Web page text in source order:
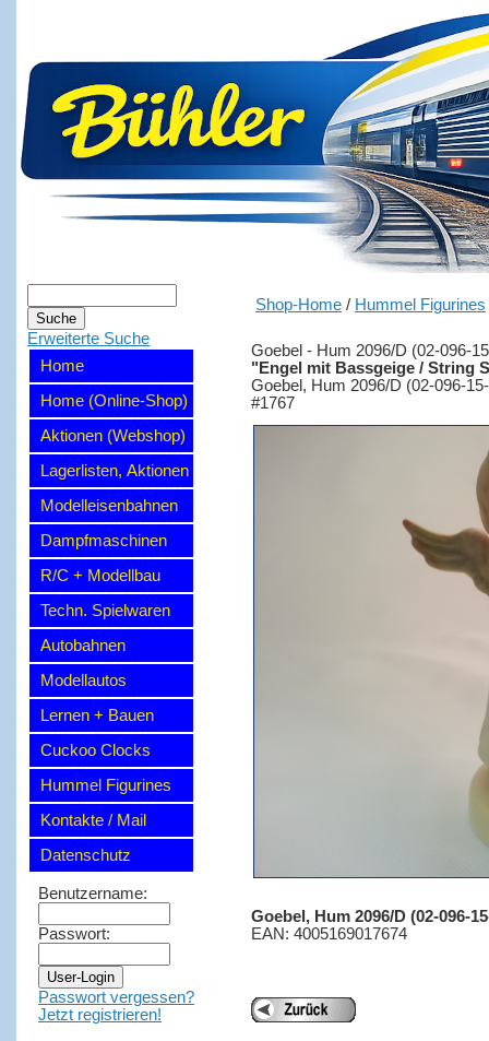
Erweiterte Suche
Home
Home (Online-Shop)
Aktionen (Webshop)
Lagerlisten, Aktionen
Modelleisenbahnen
Dampfmaschinen
R/C + Modellbau
Techn. Spielwaren
Autobahnen
Modellautos
Lernen + Bauen
Cuckoo Clocks
Hummel Figurines
Kontakte / Mail
Datenschutz
Benutzername:
Passwort:
Passwort vergessen?
Jetzt registrieren!
Shop-Home / Hummel Figurines
Goebel - Hum 2096/D (02-096-
"Engel mit Bassgeige / String
Goebel, Hum 2096/D (02-096-
#1767
Goebel, Hum 2096/D (02-096-
EAN: 4005169017674